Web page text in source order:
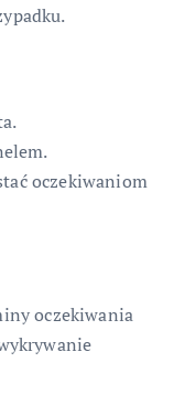
oczekiwaniom
oczekiwania